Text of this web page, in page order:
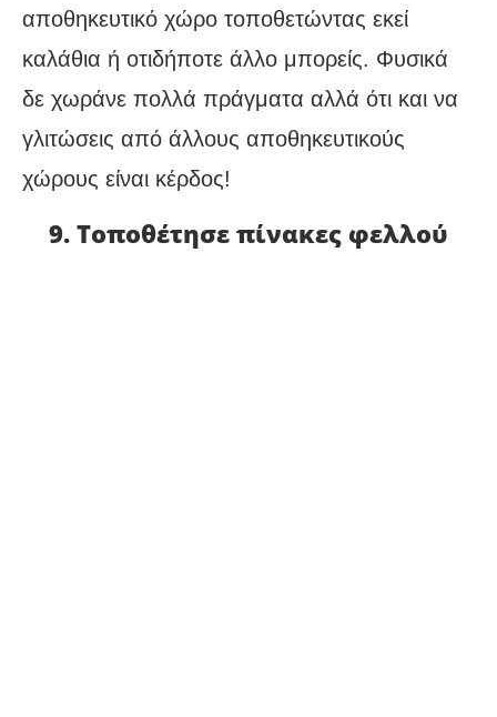
αποθηκευτικό χώρο τοποθετώντας εκεί
καλάθια ή οτιδήποτε άλλο μπορείς. Φυσικά
δε χωράνε πολλά πράγματα αλλά ότι και να
γλιτώσεις από άλλους αποθηκευτικούς
χώρους είναι κέρδος!
9. Τοποθέτησε πίνακες φελλού